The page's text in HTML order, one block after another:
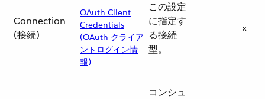
Connection
(接続)
OAuth Client
Credentials
(OAuth クライア
ントログイン情
報)
この設定
に指定す
る接続
型。
x
コンシュ